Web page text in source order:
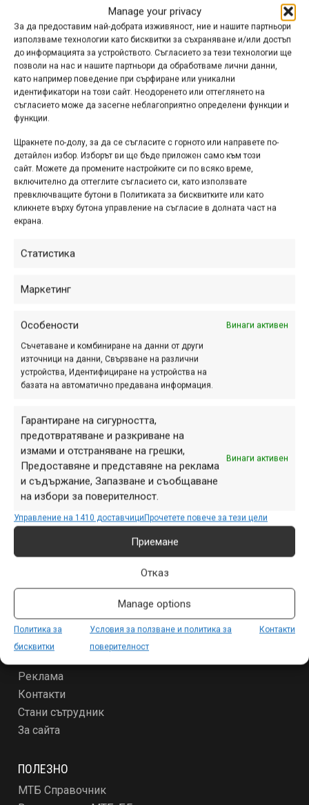
Manage your privacy
За да предоставим най-добрата изживяност, ние и нашите партньори
използваме технологии като бисквитки за съхраняване и/или достъп
до информацията за устройството. Съгласието за тези технологии ще
позволи на нас и нашите партньори да обработваме лични данни,
като например поведение при сърфиране или уникални
идентификатори на този сайт. Неодоренето или оттеглянето на
съгласието може да засегне неблагоприятно определени функции и
функции.
Щракнете по-долу, за да се съгласите с горното или направете по-
детайлен избор. Изборът ви ще бъде приложен само към този
сайт. Можете да промените настройките си по всяко време,
включително да оттеглите съгласието си, като използвате
превключващите бутони в Политиката за бисквитките или като
кликнете върху бутона управление на съгласие в долната част на
екрана.
Статистика
Маркетинг
Особености Винаги активен
Съчетаване и комбиниране на данни от други
източници на данни, Свързване на различни
устройства, Идентифициране на устройства на
базата на автоматично предавана информация.
Гарантиране на сигурността,
предотвратяване и разкриване на
измами и отстраняване на грешки,
Предоставяне и представяне на реклама
и съдържание, Запазване и съобщаване
на избори за поверителност.
Винаги активен
Управление на 1410 доставчициПрочетете повече за тези цели
Приемане
Отказ
Manage options
Политика за
бисквитки
Условия за ползване и политика за
поверителност
Контакти
Италия, е едно от онези неща, които могат да ви
помогнат да избягате от натовареното ежедневие и да
усетите свободата и красотата с всичките си сетива.
Реклама
Етикети: Propain,ваканция,видео,италия,пътуване
Навигация
Предишна Следваща
СЕКЦИИ
Начало
Събития
Условия за ползване и политика за поверителност
За новодошлите
Реклама
Контакти
Стани сътрудник
За сайта
ПОЛЕЗНО
МТБ Справочник